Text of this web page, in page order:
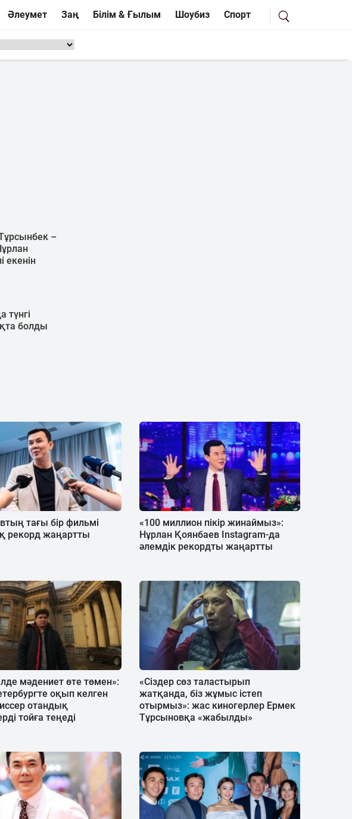
Әлеумет Заң Білім & Ғылым Шоубиз Спорт
–
екенін
түнгі
болды
тағы бір фильмі
рекорд жаңартты
«100 миллион пікір жинаймыз»:
Нұрлан Қоянбаев Instagram-да
әлемдік рекордты жаңартты
мәдениет өте төмен»:
оқып келген
отандық
тойға теңеді
«Сіздер сөз таластырып
жатқанда, біз жұмыс істеп
отырмыз»: жас киногерлер Ермек
Тұрсыновқа «жабылды»